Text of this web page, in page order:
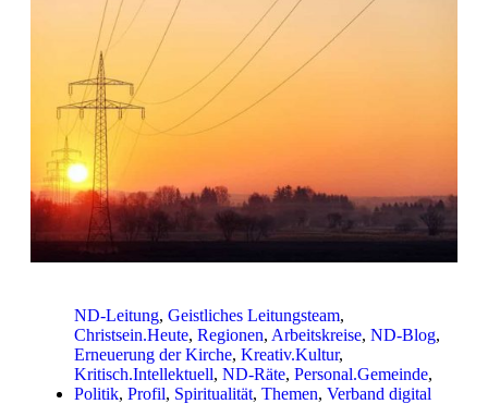
ND-Leitung, Geistliches Leitungsteam,
Christsein.Heute, Regionen, Arbeitskreise, ND-Blog,
Erneuerung der Kirche, Kreativ.Kultur,
Kritisch.Intellektuell, ND-Räte, Personal.Gemeinde,
Politik, Profil, Spiritualität, Themen, Verband digital